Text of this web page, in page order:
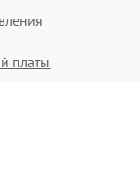
платы